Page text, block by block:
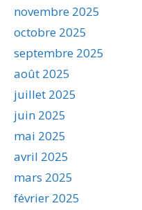
novembre 2025
octobre 2025
septembre 2025
août 2025
juillet 2025
juin 2025
mai 2025
avril 2025
mars 2025
février 2025